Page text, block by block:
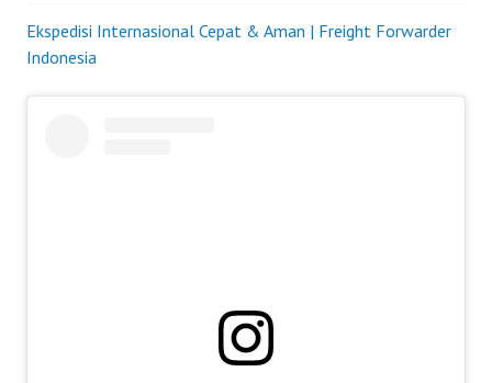
Ekspedisi Internasional Cepat & Aman | Freight Forwarder
Indonesia